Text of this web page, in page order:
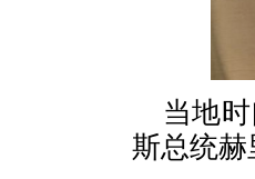
当地
斯总统赫